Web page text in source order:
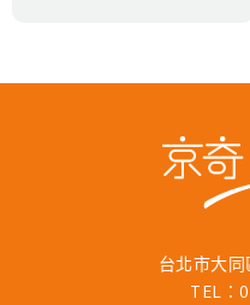
台北市大
TEL：